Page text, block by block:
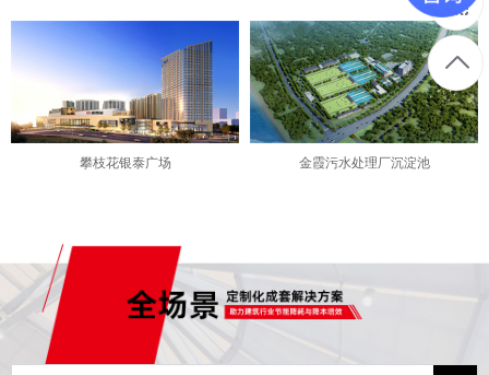
攀枝花银泰广场 金霞污水处理厂沉淀池